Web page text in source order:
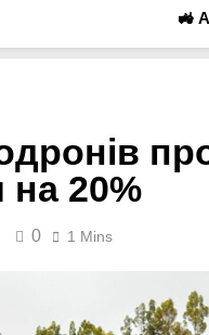
🚜
на 20%
0 1 Mins